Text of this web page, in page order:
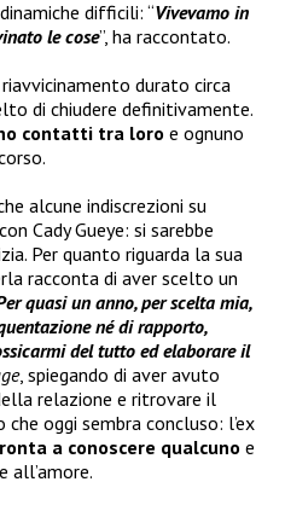
difficili: “Vivevamo in
le cose”, ha raccontato.
durato circa
di chiudere definitivamente.
contatti tra loro e ognuno
alcune indiscrezioni su
Cady Gueye: si sarebbe
Per quanto riguarda la sua
racconta di aver scelto un
quasi un anno, per scelta mia,
né di rapporto,
del tutto ed elaborare il
, spiegando di aver avuto
relazione e ritrovare il
oggi sembra concluso: l’ex
a conoscere qualcuno e
all’amore.